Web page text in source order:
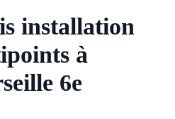
installation
à
6e